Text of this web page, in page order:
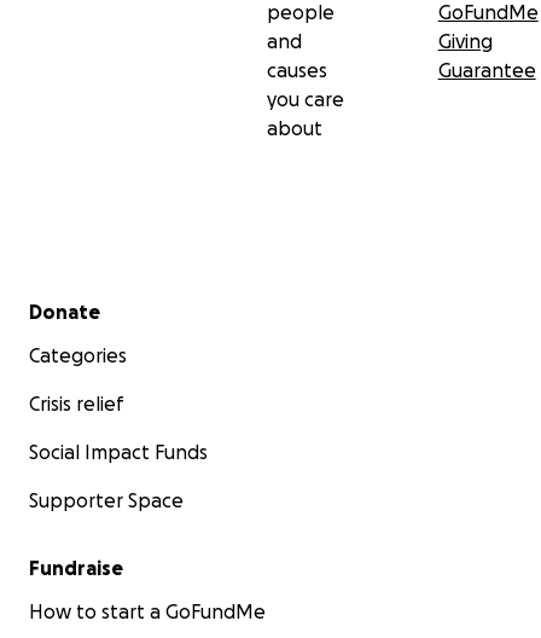
people
and
causes
you care
about
GoFundMe
Giving
Guarantee
Secondary menu
Donate
Categories
Crisis relief
Social Impact Funds
Supporter Space
Fundraise
How to start a GoFundMe